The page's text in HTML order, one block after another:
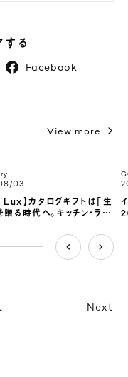
する
Facebook
View more
03
】カタログギフトは「生
贈る時代へ。キッチン・ライ
Next